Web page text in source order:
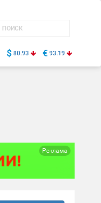
$ 80.93 € 93.19
Реклама